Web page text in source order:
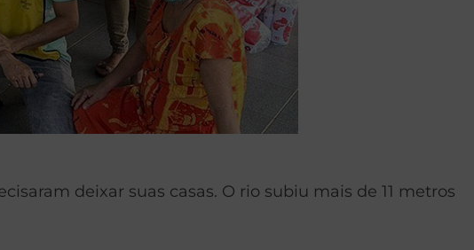
deixar suas casas. O rio subiu mais de 11 metros